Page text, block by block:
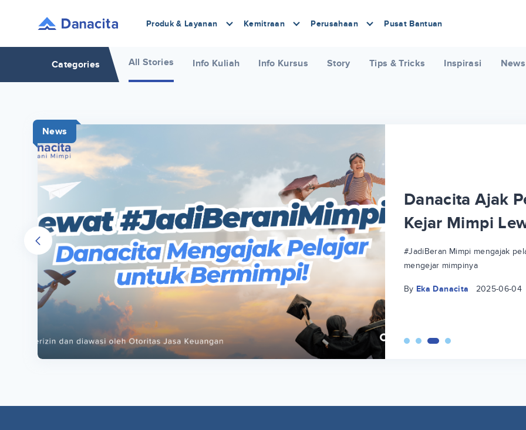
Produk & Layanan Kemitraan Perusahaan Pusat Bantuan
Categories All Stories Info Kuliah Info Kursus Story Tips & Tricks Inspirasi News
News
Danacita Ajak
Kejar Mimpi
#JadiBeraniMimpi mengajak
mengejar mimpinya
By Eka Danacita 2025-06-04